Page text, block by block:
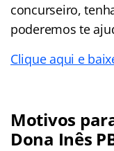
concurseiro,
poderemos te
Clique aqui e
Motivos
Dona Inês